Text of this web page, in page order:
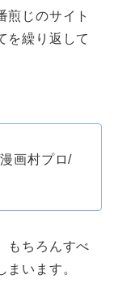
煎じのサイト
を繰り返して
画村プロ/
もちろんすべ
います。